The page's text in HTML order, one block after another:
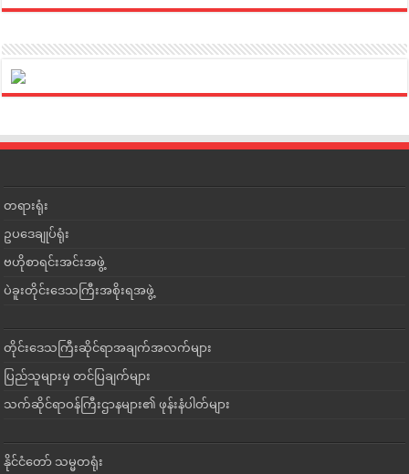
တရားရုံး
ဥပဒေချုပ်ရုံး
ဗဟိုစာရင်းအင်းအဖွဲ့
ပဲခူးတိုင်းဒေသကြီးအစိုးရအဖွဲ့
တိုင်းဒေသကြီးဆိုင်ရာအချက်အလက်များ
ပြည်သူများမှ တင်ပြချက်များ
သက်ဆိုင်ရာဝန်ကြီးဌာနများ၏ ဖုန်းနံပါတ်များ
နိုင်ငံတော် သမ္မတရုံး